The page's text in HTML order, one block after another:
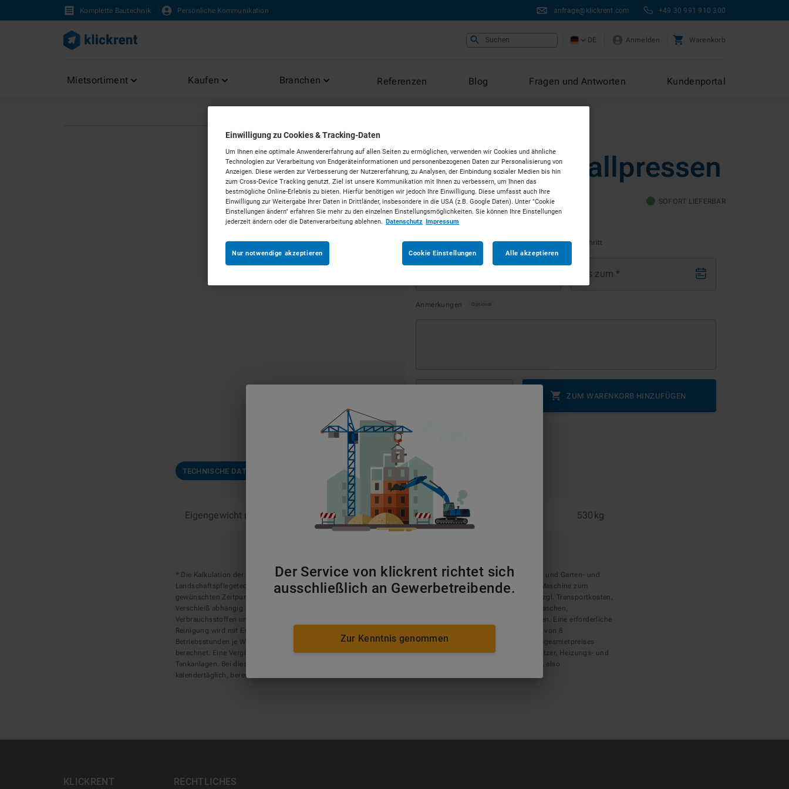
Komplette Bautechnik Persönliche Kommunikation anfrage@klickrent.com +49 30 991 910 300
Suchen DE Anmelden Warenkorb
Mietsortiment Kaufen Branchen Referenzen Blog Fragen und Antworten Kundenportal
bis 120kN Abfallpressen
ab 189 € pro Tag*Nettopreis SOFORT LIEFERBAR
Individuelle Ausstattung erfolgt im nächsten Schritt
Bis zum *
Anmerkungen Optional
ZUM WARENKORB HINZUFÜGEN
TECHNISCHE DATEN
Eigengewicht (kg) 530 kg
* Die Kalkulation der Ab-Preise beruht auf einer 5-Tagesmietdauer für Baumaschinen, Baugeräte, Fördertechnik und Garten- und
Landschaftspflegetechnik auf einer 1-Monatsmietdauer für Raumsysteme und variiert je nach Auslastung der Maschine zum
gewünschten Zeitpunkt. Individuelle Konditionen sind weiterhin gültig. Zudem verstehen sich die Mietpreise zzgl. Transportkosten,
Verschleiß abhängig vom jeweiligen Produkt, sowie ggf. zzgl. Bereitstellungskosten, ggf. zzgl. Pfand auf Gasflaschen,
Verbrauchsstoffen und Reinigung. Notwendige Betankungen mit Kraftstoffen erfolgen zu tagesaktuellen Preisen. Eine erforderliche
Reinigung wird mit Euro 94,00 / Stunde (zzgl. MwSt.) berechnet. Der Tagesmietpreis basiert auf einer Nutzung von 8
Betriebsstunden je Werktag, d. h. Montag bis Freitag. Jede Mehrstunde Nutzung wird mit 1/8 des jeweiligen Tagesmietpreises
berechnet. Eine Vergütung von Minderstunden erfolgt nicht. Hiervon ausgenommen sind Bautrockner, Lufterhitzer, Heizungs- und
Tankanlagen. Bei diesen Artikeln wird aufgrund ihrer Verwendung der Tagesmietpreis von Montag bis Sonntag, also
kalendertäglich, berechnet.
KLICKRENT RECHTLICHES
Der Service von klickrent richtet sich
ausschließlich an Gewerbetreibende.
Zur Kenntnis genommen
Einwilligung zu Cookies & Tracking-Daten
Um Ihnen eine optimale Anwendererfahrung auf allen Seiten zu ermöglichen, verwenden wir Cookies und ähnliche
Technologien zur Verarbeitung von Endgeräteinformationen und personenbezogenen Daten zur Personalisierung von
Anzeigen. Diese werden zur Verbesserung der Nutzererfahrung, zu Analysen, der Einbindung sozialer Medien bis hin
zum Cross-Device Tracking genutzt. Ziel ist unsere Kommunikation mit Ihnen zu verbessern, um Ihnen das
bestmögliche Online-Erlebnis zu bieten. Hierfür benötigen wir jedoch Ihre Einwilligung. Diese umfasst auch Ihre
Einwilligung zur Weitergabe Ihrer Daten in Drittländer, insbesondere in die USA (z.B. Google Daten). Unter "Cookie
Einstellungen ändern" erfahren Sie mehr zu den einzelnen Einstellungsmöglichkeiten. Sie können Ihre Einstellungen
jederzeit ändern oder die Datenverarbeitung ablehnen. Datenschutz Impressum
Nur notwendige akzeptieren Alle akzeptieren
Cookie Einstellungen